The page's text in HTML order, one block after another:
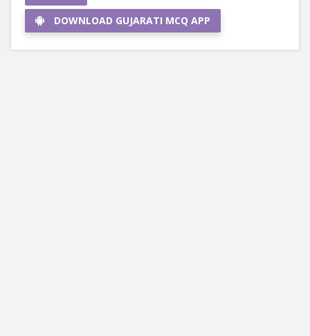
DOWNLOAD GUJARATI MCQ APP